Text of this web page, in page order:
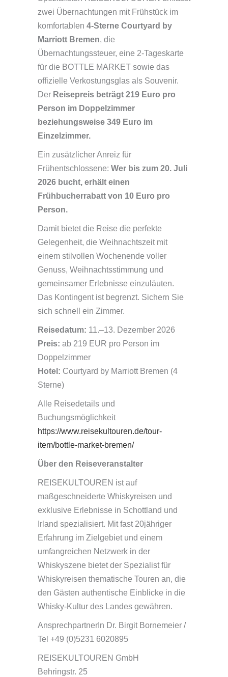
zwei Übernachtungen mit Frühstück im
komfortablen 4-Sterne Courtyard by
Marriott Bremen, die
Übernachtungssteuer, eine 2-Tageskarte
für die BOTTLE MARKET sowie das
offizielle Verkostungsglas als Souvenir.
Der Reisepreis beträgt 219 Euro pro
Person im Doppelzimmer
beziehungsweise 349 Euro im
Einzelzimmer.
Ein zusätzlicher Anreiz für
Frühentschlossene: Wer bis zum 20. Juli
2026 bucht, erhält einen
Frühbucherrabatt von 10 Euro pro
Person.
Damit bietet die Reise die perfekte
Gelegenheit, die Weihnachtszeit mit
einem stilvollen Wochenende voller
Genuss, Weihnachtsstimmung und
gemeinsamer Erlebnisse einzuläuten.
Das Kontingent ist begrenzt. Sichern Sie
sich schnell ein Zimmer.
Reisedatum: 11.–13. Dezember 2026
Preis: ab 219 EUR pro Person im
Doppelzimmer
Hotel: Courtyard by Marriott Bremen (4
Sterne)
Alle Reisedetails und
Buchungsmöglichkeit
https://www.reisekultouren.de/tour-
item/bottle-market-bremen/
Über den Reiseveranstalter
REISEKULTOUREN ist auf
maßgeschneiderte Whiskyreisen und
exklusive Erlebnisse in Schottland und
Irland spezialisiert. Mit fast 20jähriger
Erfahrung im Zielgebiet und einem
umfangreichen Netzwerk in der
Whiskyszene bietet der Spezialist für
Whiskyreisen thematische Touren an, die
den Gästen authentische Einblicke in die
Whisky-Kultur des Landes gewähren.
AnsprechpartnerIn Dr. Birgit Bornemeier /
Tel +49 (0)5231 6020895
REISEKULTOUREN GmbH
Behringstr. 25